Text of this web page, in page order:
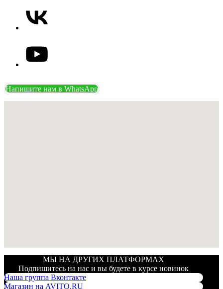
Напишите нам в WhatsApp
МЫ НА ДРУГИХ ПЛАТФОРМАХ
Подпишитесь на нас и вы будете в курсе новинок
Наша группа Вконтакте
Магазин на AVITO.RU